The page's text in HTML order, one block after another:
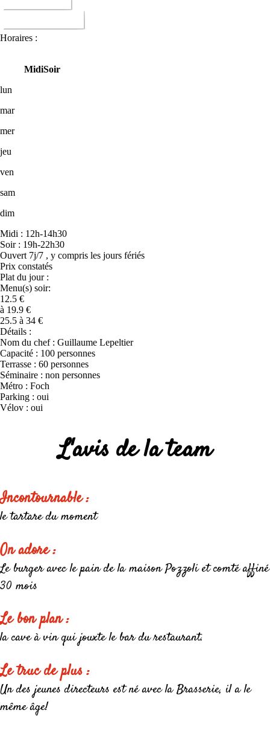
Horaires :
MidiSoir
lun
mar
mer
jeu
ven
sam
dim
Midi : 12h-14h30
Soir : 19h-22h30
Ouvert 7j/7 , y compris les jours fériés
Prix constatés
Plat du jour :
Menu(s) soir:
12.5 €
à 19.9 €
25.5 à 34 €
Détails :
Nom du chef : Guillaume Lepeltier
Capacité : 100 personnes
Terrasse : 60 personnes
Séminaire : non personnes
Métro : Foch
Parking : oui
Vélov : oui
L'avis de la team
Incontournable :
le tartare du moment
On adore :
Le burger avec le pain de la maison Pozzoli et comté affiné
30 mois
Le bon plan :
la cave à vin qui jouxte le bar du restaurant.
Le truc de plus :
Un des jeunes directeurs est né avec la Brasserie, il a le
même âge!